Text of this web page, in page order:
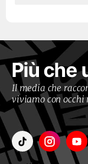
Più che
Il media che
viviamo con occhi